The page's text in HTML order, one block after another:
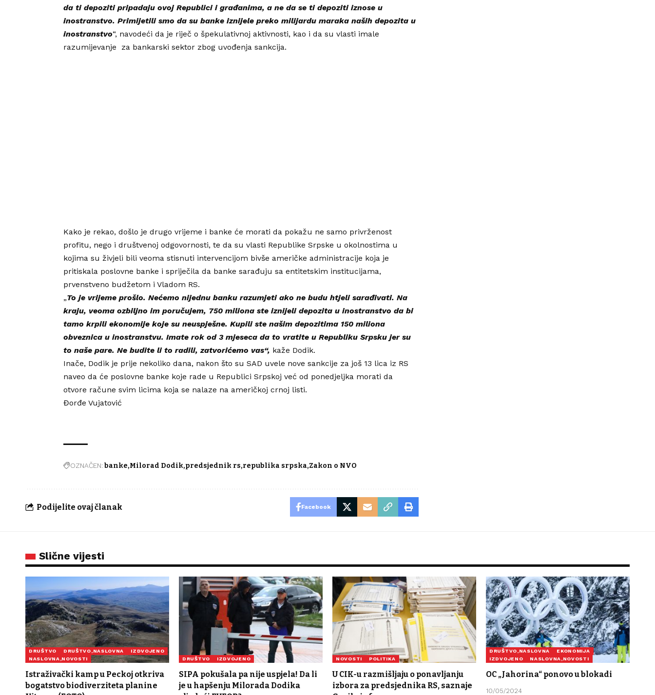
da ti depoziti pripadaju ovoj Republici i građanima, a ne da se ti depoziti iznose u
inostranstvo. Primijetili smo da su banke iznijele preko milijardu maraka naših depozita u
inostranstvo“, navodeći da je riječ o špekulativnoj aktivnosti, kao i da su vlasti imale
razumijevanje za bankarski sektor zbog uvođenja sankcija.
Kako je rekao, došlo je drugo vrijeme i banke će morati da pokažu ne samo privrženost
profitu, nego i društvenoj odgovornosti, te da su vlasti Republike Srpske u okolnostima u
kojima su živjeli bili veoma stisnuti intervencijom bivše američke administracije koja je
pritiskala poslovne banke i spriječila da banke sarađuju sa entitetskim institucijama,
prvenstveno budžetom i Vladom RS.
„To je vrijeme prošlo. Nećemo nijednu banku razumjeti ako ne budu htjeli sarađivati. Na
kraju, veoma ozbiljno im poručujem, 750 miliona ste iznijeli depozita u inostranstvo da bi
tamo krpili ekonomije koje su neuspješne. Kupili ste našim depozitima 150 miliona
obveznica u inostranstvu. Imate rok od 3 mjeseca da to vratite u Republiku Srpsku jer su
to naše pare. Ne budite li to radili, zatvorićemo vas“, kaže Dodik.
Inače, Dodik je prije nekoliko dana, nakon što su SAD uvele nove sankcije za još 13 lica iz RS
naveo da će poslovne banke koje rade u Republici Srpskoj već od ponedjeljka morati da
otvore račune svim licima koja se nalaze na američkoj crnoj listi.
Đorđe Vujatović
OZNAČEN:banke Milorad Dodik predsjednik rs republika srpska Zakon o NVO
Podijelite ovaj članak Facebook
Slične vijesti
DRUŠTVO DRUŠTVO,NASLOVNA
IZDVOJENO
NASLOVNA,NOVOSTI
Istraživački kamp u Peckoj otkriva
bogatstvo biodiverziteta planine
DRUŠTVO IZDVOJENO
SIPA pokušala pa nije uspjela! Da li
je u hapšenju Milorada Dodika
NOVOSTI POLITIKA
U CIK-u razmišljaju o ponavljanju
izbora za predsjednika RS, saznaje
DRUŠTVO,NASLOVNA
EKONOMIJA
IZDVOJENO
NASLOVNA,NOVOSTI
OC „Jahorina“ ponovo u blokadi
10/05/2024